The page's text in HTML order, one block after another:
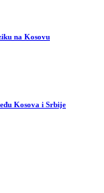
na Kosovu
Kosova i Srbije